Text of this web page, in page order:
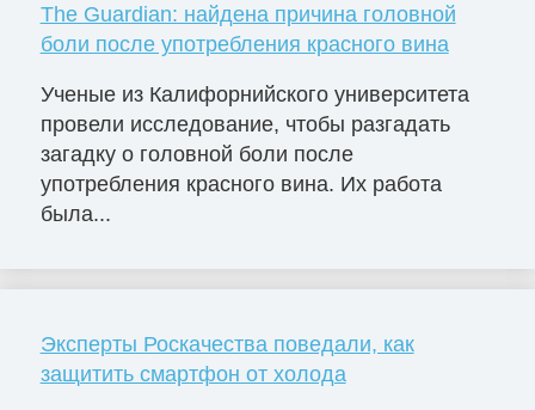
The Guardian: найдена причина головной
боли после употребления красного вина
Ученые из Калифорнийского университета
провели исследование, чтобы разгадать
загадку о головной боли после
употребления красного вина. Их работа
была...
Эксперты Роскачества поведали, как
защитить смартфон от холода